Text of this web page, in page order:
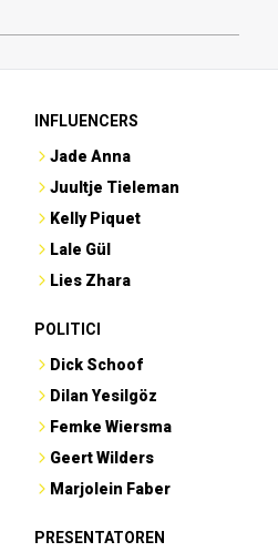
INFLUENCERS
Jade Anna
Juultje Tieleman
Kelly Piquet
Lale Gül
Lies Zhara
POLITICI
Dick Schoof
Dilan Yesilgöz
Femke Wiersma
Geert Wilders
Marjolein Faber
PRESENTATOREN